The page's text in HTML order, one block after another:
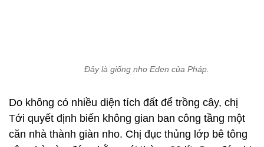
Đây là giống nho Eden của Pháp.
Do không có nhiều diện tích đất để trồng cây, chị
Tới quyết định biến không gian ban công tầng một
căn nhà thành giàn nho. Chị đục thủng lớp bê tông